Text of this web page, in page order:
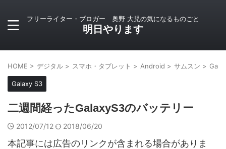
フリーライター・ブロガー 奥野 大児の気になるものごと
明日やります
HOME > デジタル > スマホ・タブレット > Android > サムスン >
Galaxy S3
二週間経ったGalaxyS3のバッテリー
2012/07/12 2018/06/20
本記事には広告のリンクが含まれる場合がありま